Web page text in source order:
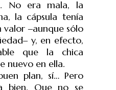
No era mala, la
la cápsula tenía
valor‒aunque sólo
‒y, en efecto,
que la chica
nuevo en ella.
plan, sí… Pero
bien. Que no se